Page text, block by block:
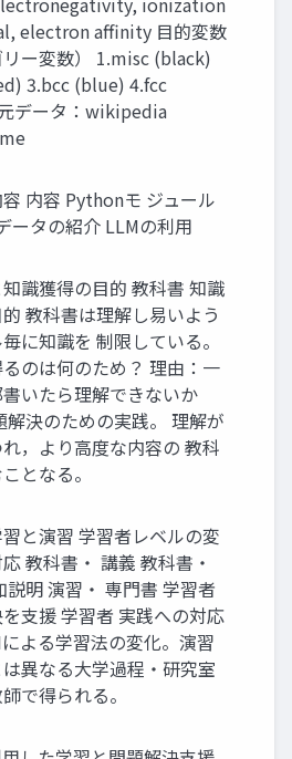
electron affinity 目的変数
リー変数） 1.misc (black)
3.bcc (blue) 4.fcc
データ：wikipedia
内容 Pythonモ ジュール
ータの紹介 LLMの利用
識獲得の目的 教科書 知識
教科書は理解し易いよう
に知識を 制限している。
のは何のため？ 理由：一
いたら理解できないか
解決のための実践。 理解が
，より高度な内容の 教科
となる。
と演習 学習者レベルの変
教科書・ 講義 教科書・
説明 演習・ 専門書 学習者
支援 学習者 実践への対応
よる学習法の変化。演習
異なる大学過程・研究室
で得られる。